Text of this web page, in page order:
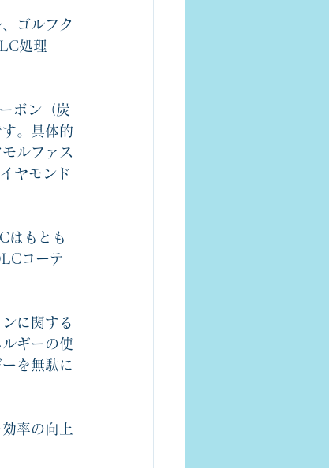
ゴルフク
処理
ボン（炭
。具体的
ルファス
ヤモンド
はもとも
コーテ
に関する
ギーの使
を無駄に
率の向上